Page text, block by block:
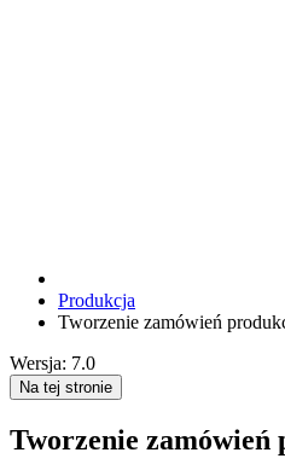
Produkcja
Tworzenie zamówień
Wersja: 7.0
Na tej stronie
Tworzenie zamówień